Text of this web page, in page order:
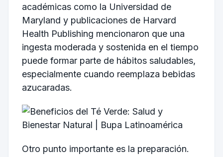
académicas como la Universidad de
Maryland y publicaciones de Harvard
Health Publishing mencionaron que una
ingesta moderada y sostenida en el tiempo
puede formar parte de hábitos saludables,
especialmente cuando reemplaza bebidas
azucaradas.
Otro punto importante es la preparación.